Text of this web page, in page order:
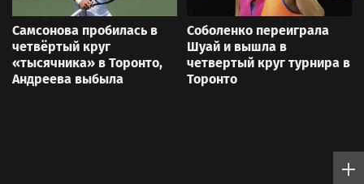
Самсонова пробилась в
четвёртый круг
«тысячника» в Торонто,
Андреева выбыла
Соболенко переиграла
Шуай и вышла в
четвертый круг турнира в
Торонто